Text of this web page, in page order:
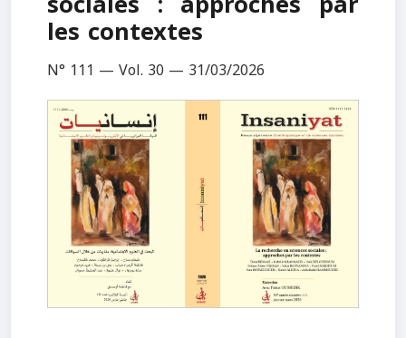
les contextes
N° 111 — Vol. 30 — 31/03/2026